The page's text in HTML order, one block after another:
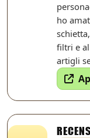
ho
filtri e
artigli